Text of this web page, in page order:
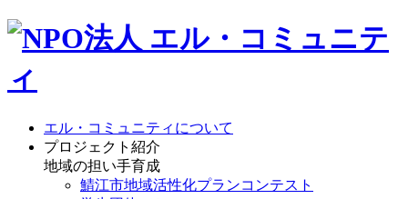
エル・コミュニティについて
プロジェクト紹介
地域の担い手育成
鯖江市地域活性化プランコンテスト